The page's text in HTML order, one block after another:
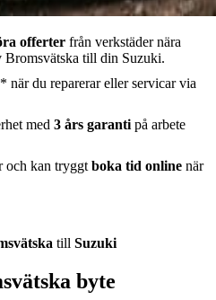
offerter från verkstäder nära
Bromsvätska till din Suzuki.
* när du reparerar eller servicar via
med 3 års garanti på arbete
och kan tryggt boka tid online när
till Suzuki
byte